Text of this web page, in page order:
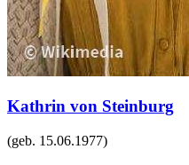
Kathrin von Steinburg
(geb. 15.06.1977)